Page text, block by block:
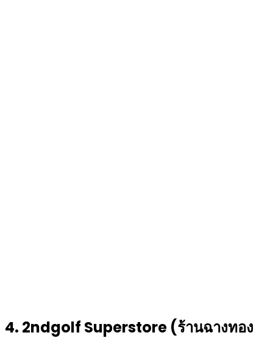
4. 2ndgolf Superstore (ร้านฉางทอง